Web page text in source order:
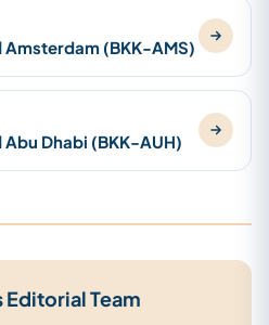
Amsterdam (BKK-AMS)
Abu Dhabi (BKK-AUH)
Editorial Team